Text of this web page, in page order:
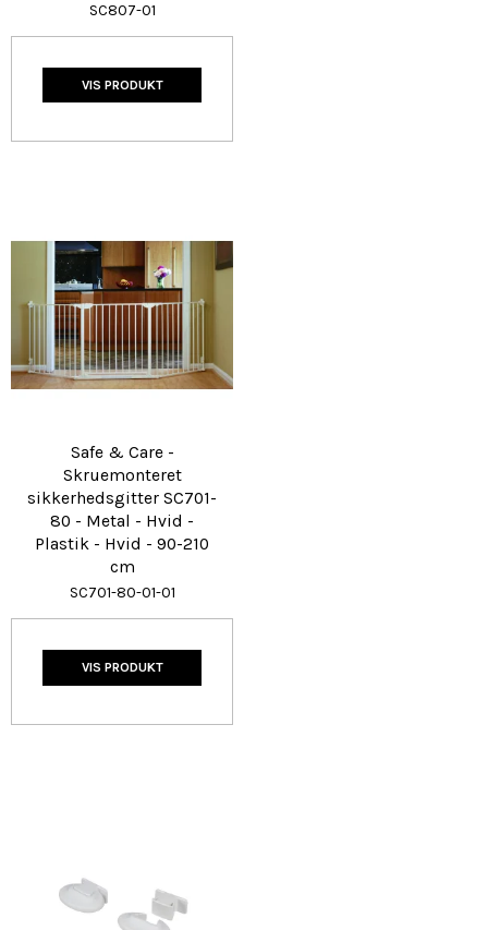
SC807-01
VIS PRODUKT
Safe & Care -
Skruemonteret
sikkerhedsgitter SC701-
80 - Metal - Hvid -
Plastik - Hvid - 90-210
cm
SC701-80-01-01
VIS PRODUKT